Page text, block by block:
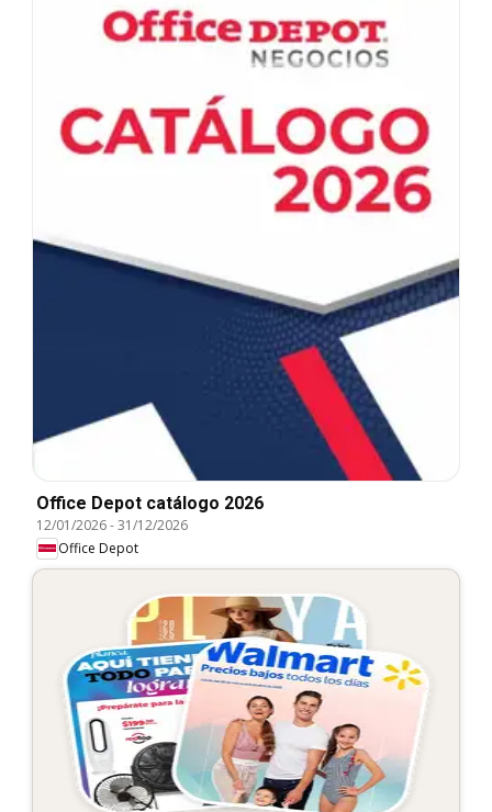
Office Depot catálogo 2026
12/01/2026-31/12/2026
Office Depot